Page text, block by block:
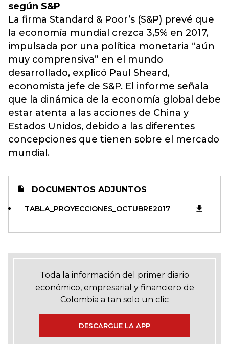
según S&P
La firma Standard & Poor’s (S&P) prevé que
la economía mundial crezca 3,5% en 2017,
impulsada por una política monetaria “aún
muy comprensiva” en el mundo
desarrollado, explicó Paul Sheard,
economista jefe de S&P. El informe señala
que la dinámica de la economía global debe
estar atenta a las acciones de China y
Estados Unidos, debido a las diferentes
concepciones que tienen sobre el mercado
mundial.
DOCUMENTOS ADJUNTOS
TABLA_PROYECCIONES_OCTUBRE2017
Toda la información del primer diario
económico, empresarial y financiero de
Colombia a tan solo un clic
DESCARGUE LA APP